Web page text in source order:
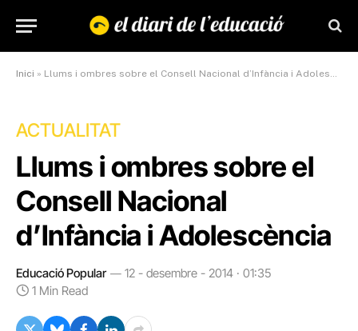
Inici » Llums i ombres sobre el Consell Nacional d’Infància i Adolescència
ACTUALITAT
Llums i ombres sobre el
Consell Nacional
d’Infància i Adolescència
Educació Popular
12 - desembre - 2014 · 01:35
1 Min Read